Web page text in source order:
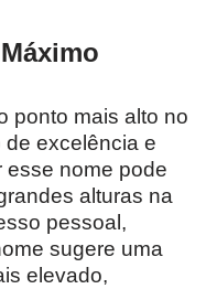
ponto mais alto no
excelência e
esse nome pode
alturas na
pessoal,
sugere uma
elevado,